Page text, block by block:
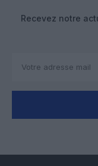
Recevez notre